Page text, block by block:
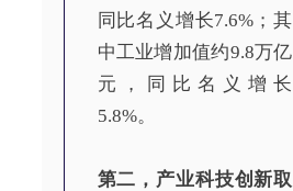
同比名义增长7.6%；其
中工业增加值约9.8万亿
元，同比名义增长
5.8%。
第二，产业科技创新取